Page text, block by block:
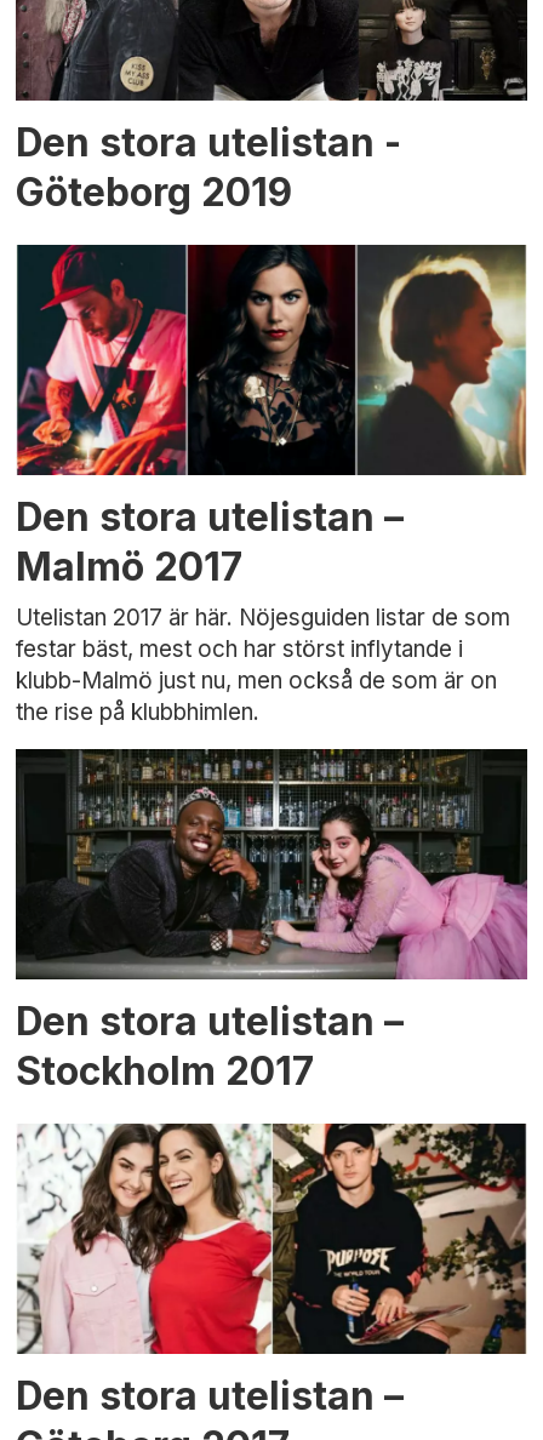
Den stora utelistan -
Göteborg 2019
Den stora utelistan –
Malmö 2017
Utelistan 2017 är här. Nöjesguiden listar de som
festar bäst, mest och har störst inflytande i
klubb-Malmö just nu, men också de som är on
the rise på klubbhimlen.
Den stora utelistan –
Stockholm 2017
Den stora utelistan –